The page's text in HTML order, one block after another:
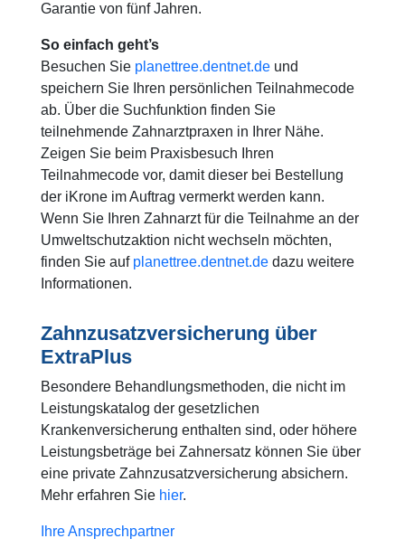
Garantie von fünf Jahren.
So einfach geht’s
Besuchen Sie planettree.dentnet.de und
speichern Sie Ihren persönlichen Teilnahmecode
ab. Über die Suchfunktion finden Sie
teilnehmende Zahnarztpraxen in Ihrer Nähe.
Zeigen Sie beim Praxisbesuch Ihren
Teilnahmecode vor, damit dieser bei Bestellung
der iKrone im Auftrag vermerkt werden kann.
Wenn Sie Ihren Zahnarzt für die Teilnahme an der
Umweltschutzaktion nicht wechseln möchten,
finden Sie auf planettree.dentnet.de dazu weitere
Informationen.
Zahnzusatzversicherung über
ExtraPlus
Besondere Behandlungsmethoden, die nicht im
Leistungskatalog der gesetzlichen
Krankenversicherung enthalten sind, oder höhere
Leistungsbeträge bei Zahnersatz können Sie über
eine private Zahnzusatzversicherung absichern.
Mehr erfahren Sie hier.
Ihre Ansprechpartner